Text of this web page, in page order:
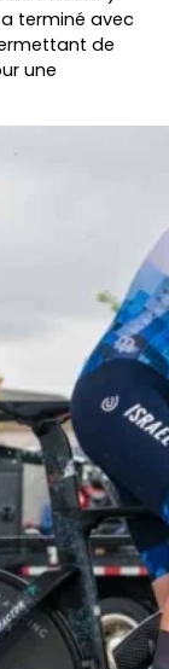
terminé avec
de
une